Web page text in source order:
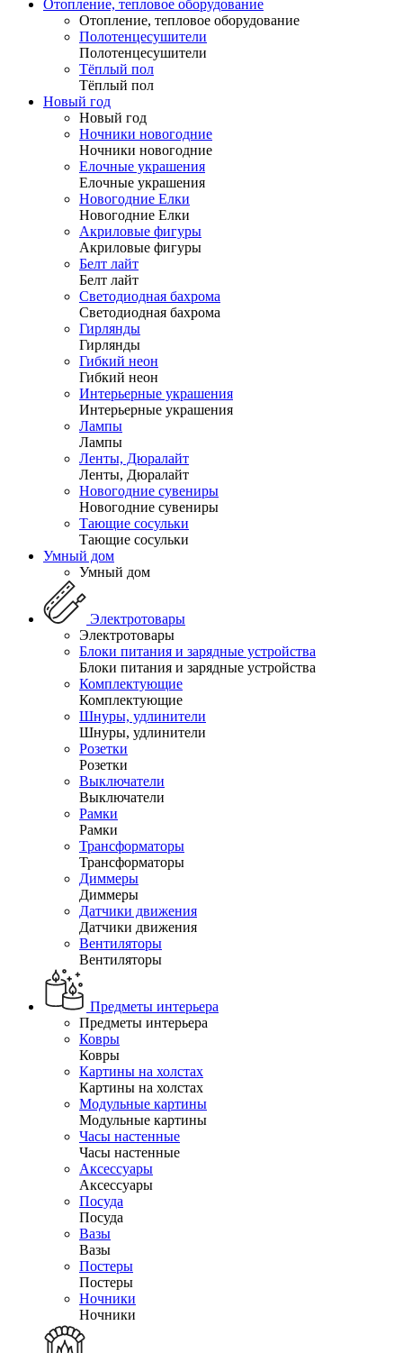
Отопление, тепловое оборудование
Отопление, тепловое оборудование
Полотенцесушители
Полотенцесушители
Тёплый пол
Тёплый пол
Новый год
Новый год
Ночники новогодние
Ночники новогодние
Елочные украшения
Елочные украшения
Новогодние Елки
Новогодние Елки
Акриловые фигуры
Акриловые фигуры
Белт лайт
Белт лайт
Светодиодная бахрома
Светодиодная бахрома
Гирлянды
Гирлянды
Гибкий неон
Гибкий неон
Интерьерные украшения
Интерьерные украшения
Лампы
Лампы
Ленты, Дюралайт
Ленты, Дюралайт
Новогодние сувениры
Новогодние сувениры
Тающие сосульки
Тающие сосульки
Умный дом
Умный дом
Электротовары
Электротовары
Блоки питания и зарядные устройства
Блоки питания и зарядные устройства
Комплектующие
Комплектующие
Шнуры, удлинители
Шнуры, удлинители
Розетки
Розетки
Выключатели
Выключатели
Рамки
Рамки
Трансформаторы
Трансформаторы
Диммеры
Диммеры
Датчики движения
Датчики движения
Вентиляторы
Вентиляторы
Предметы интерьера
Предметы интерьера
Ковры
Ковры
Картины на холстах
Картины на холстах
Модульные картины
Модульные картины
Часы настенные
Часы настенные
Аксессуары
Аксессуары
Посуда
Посуда
Вазы
Вазы
Постеры
Постеры
Ночники
Ночники